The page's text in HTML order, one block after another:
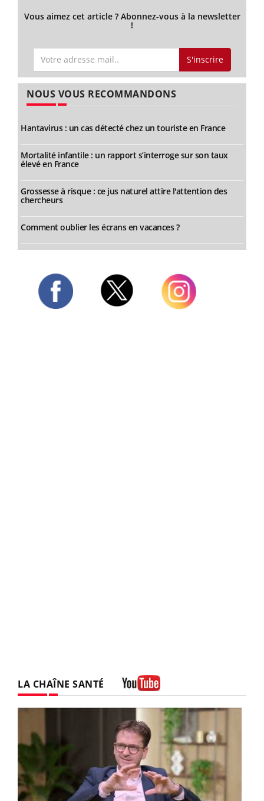
Vous aimez cet article ? Abonnez-vous à la newsletter
!
S'inscrire
NOUS VOUS RECOMMANDONS
Hantavirus : un cas détecté chez un touriste en France
Mortalité infantile : un rapport s’interroge sur son taux
élevé en France
Grossesse à risque : ce jus naturel attire l'attention des
chercheurs
Comment oublier les écrans en vacances ?
LA CHAÎNE SANTÉ